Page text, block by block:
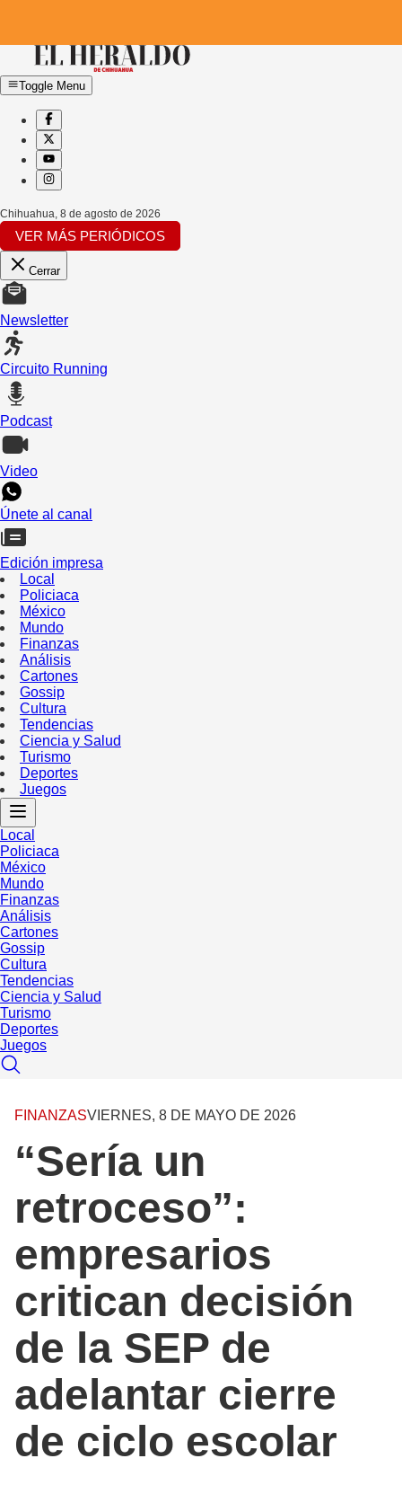
Toggle Menu
Chihuahua 8 de agosto de 2026
VER MÁS PERIÓDICOS
Cerrar
Newsletter
Circuito Running
Podcast
Video
Únete al canal
Edición impresa
Local
Policiaca
México
Mundo
Finanzas
Análisis
Cartones
Gossip
Cultura
Tendencias
Ciencia y Salud
Turismo
Deportes
Juegos
Local
Policiaca
México
Mundo
Finanzas
Análisis
Cartones
Gossip
Cultura
Tendencias
Ciencia y Salud
Turismo
Deportes
Juegos
FINANZASVIERNES, 8 DE MAYO DE 2026
“Sería un
retroceso”:
empresarios
critican decisión
de la SEP de
adelantar cierre
de ciclo escolar